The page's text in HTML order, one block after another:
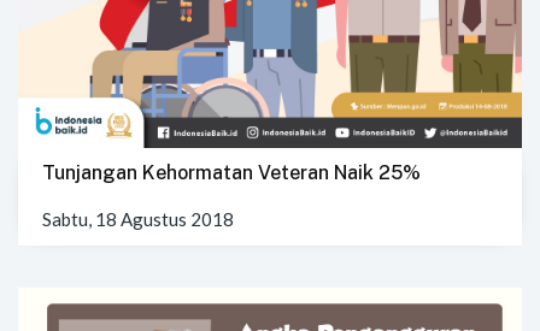
Tunjangan Kehormatan Veteran Naik 25%
Sabtu, 18 Agustus 2018